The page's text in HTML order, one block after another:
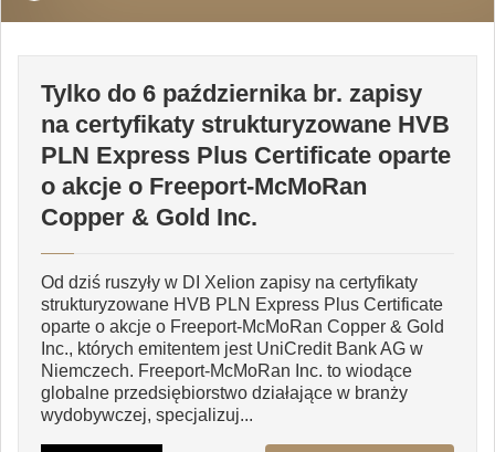
Tylko do 6 października br. zapisy
na certyfikaty strukturyzowane HVB
PLN Express Plus Certificate oparte
o akcje o Freeport-McMoRan
Copper & Gold Inc.
Od dziś ruszyły w DI Xelion zapisy na certyfikaty
strukturyzowane HVB PLN Express Plus Certificate
oparte o akcje o Freeport-McMoRan Copper & Gold
Inc., których emitentem jest UniCredit Bank AG w
Niemczech. Freeport-McMoRan Inc. to wiodące
globalne przedsiębiorstwo działające w branży
wydobywczej, specjalizuj...